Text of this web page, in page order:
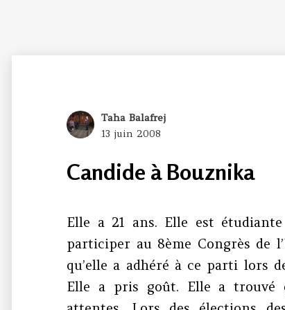
Author
Taha Balafrej
Posted
13 juin 2008
Candide à Bouznika
Elle a 21 ans. Elle est
participer au 8ème Congrès de
qu’elle a adhéré à ce parti lors
Elle a pris goût. Elle a trouvé